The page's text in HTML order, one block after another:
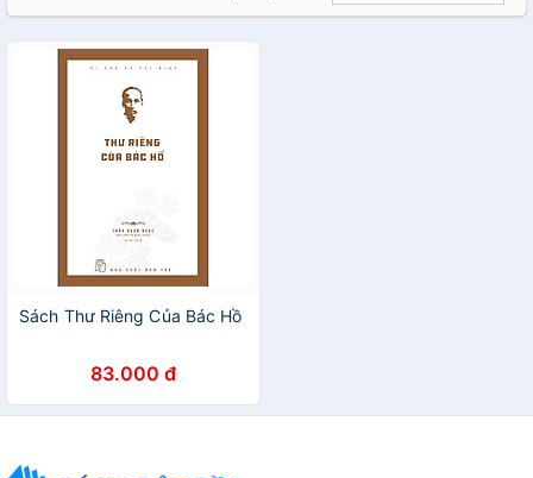
Sách Thư Riêng Của Bác Hồ
83.000 đ